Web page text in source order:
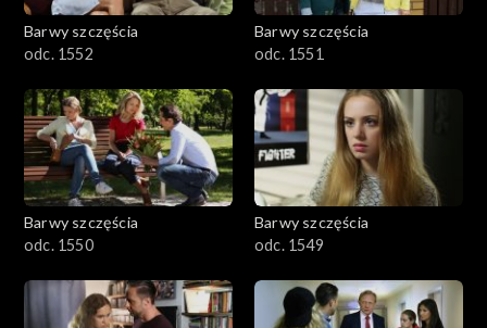
Barwy szczęścia
odc. 1552
Barwy szczęścia
odc. 1551
Barwy szczęścia
odc. 1550
Barwy szczęścia
odc. 1549